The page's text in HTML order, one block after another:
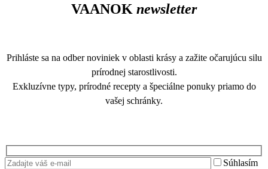
VAANOK newsletter
Prihláste sa na odber noviniek v oblasti krásy a zažite očarujúcu silu
prírodnej starostlivosti.
Exkluzívne typy, prírodné recepty a špeciálne ponuky priamo do
vašej schránky.
Súhlasím